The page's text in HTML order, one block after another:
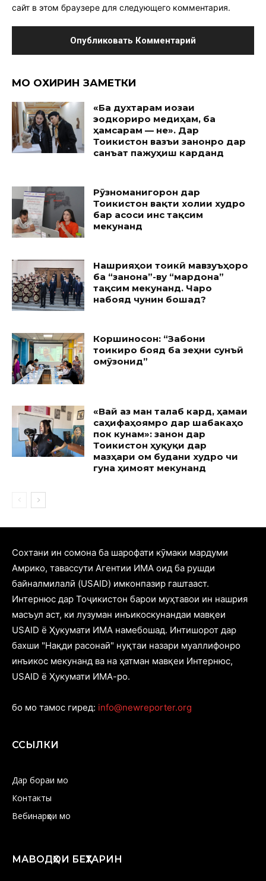
сайт в этом браузере для следующего комментария.
МО ОХИРИН ЗАМЕТКИ
«Ба духтарам иҷозаи
эҷодкориро медиҳам, ба
ҳамсарам — не». Дар
Тоҷикистон вазъи занонро дар
санъат пажуҳиш карданд
Рӯзноманигорон дар
Тоҷикистон вақти холии худро
бар асоси ҷинс тақсим
мекунанд
Нашрияҳои тоҷикӣ мавзуъҳоро
ба “занона”-ву “мардона”
тақсим мекунанд. Чаро
набояд чунин бошад?
Коршиносон: “Забони
тоҷикиро бояд ба зеҳни сунъӣ
омӯзонид”
«Вай аз ман талаб кард, ҳамаи
саҳифаҳоямро дар шабакаҳо
пок кунам»: занон дар
Тоҷикистон ҳуқуқи дар
мазҳари ом будани худро чи
гуна ҳимоят мекунанд
Cохтани ин сомона ба шарофати кӯмаки мардуми
Амрико, тавассути Агентии ИМА оид ба рушди
байналмилалӣ (USAID) имконпазир гаштааст.
Интернюс дар Тоҷикистон барои муҳтавои ин нашрия
масъул аст, ки лузуман инъикоскунандаи мавқеи
USAID ё Ҳукумати ИМА намебошад. Интишорот дар
бахши "Нақди расонаӣ" нуқтаи назари муаллифонро
инъикос мекунанд ва на ҳатман мавқеи Интернюс,
USAID ё Ҳукумати ИМА-ро.
бо мо тамос гиред: info@newreporter.org
ССЫЛКИ
Дар бораи мо
Контакты
Вебинарҳои мо
МАВОДҲОИ БЕҲТАРИН